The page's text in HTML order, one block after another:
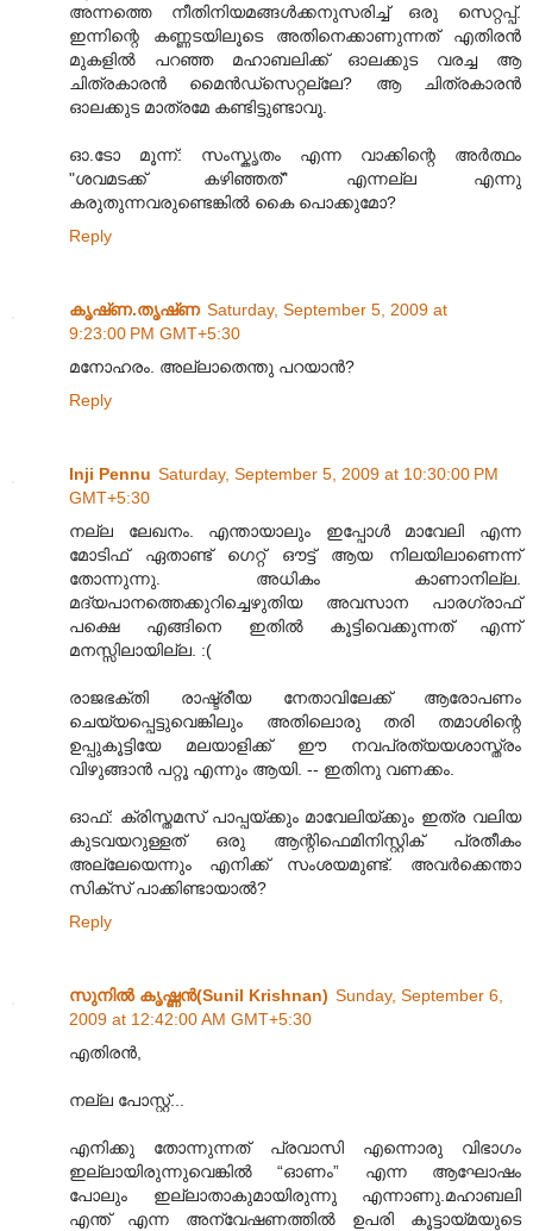
അന്നത്തെ നീതിനിയമങ്ങള്‍ക്കനുസരിച്ച് ഒരു സെറ്റപ്പ്.
ഇന്നിന്റെ കണ്ണടയിലൂടെ അതിനെക്കാണുന്നത് എതിരന്‍
മുകളില്‍ പറഞ്ഞ മഹാബലിക്ക് ഓലക്കുട വരച്ച ആ
ചിത്രകാരന്‍ മൈന്‍ഡ്സെറ്റല്ലേ? ആ ചിത്രകാരന്‍
ഓലക്കുട മാത്രമേ കണ്ടിട്ടുണ്ടാവൂ.
ഓ.ടോ മൂന്ന്: സംസ്കൃതം എന്ന വാക്കിന്റെ അര്‍ത്ഥം
"ശവമടക്ക് കഴിഞ്ഞത്" എന്നല്ല എന്നു
കരുതുന്നവരുണ്ടെങ്കില്‍ കൈ പൊക്കുമോ?
Reply
കൃഷ്‌ണ.തൃഷ്‌ണ Saturday, September 5, 2009 at
9:23:00 PM GMT+5:30
മനോഹരം‌. അല്ലാതെന്തു പറയാന്‍?
Reply
Inji Pennu Saturday, September 5, 2009 at 10:30:00 PM
GMT+5:30
നല്ല ലേഖനം. എന്തായാലും ഇപ്പോൾ മാവേലി എന്ന
മോടിഫ് ഏതാണ്ട് ഗെറ്റ് ഔട്ട് ആയ നിലയിലാണെന്ന്
തോന്നുന്നു. അധികം കാണാനില്ല.
മദ്യപാനത്തെക്കുറിച്ചെഴുതിയ അവസാന പാരഗ്രാഫ്
പക്ഷെ എങ്ങിനെ ഇതിൽ കൂട്ടിവെക്കുന്നത് എന്ന്
മനസ്സിലായില്ല. :(
രാജഭക്തി രാഷ്ട്രീയ നേതാവിലേക്ക് ആരോപണം
ചെയ്യപ്പെട്ടുവെങ്കിലും അതിലൊരു തരി തമാശിന്റെ
ഉപ്പുകൂട്ടിയേ മലയാളിക്ക് ഈ നവപ്രത്യയശാസ്ത്രം
വിഴുങ്ങാൻ പറ്റൂ എന്നും ആയി. -- ഇതിനു വണക്കം.
ഓഫ്: ക്രിസ്തമസ് പാപ്പയ്ക്കും മാവേലിയ്ക്കും ഇത്ര വലിയ
കുടവയറുള്ളത് ഒരു ആന്റിഫെമിനിസ്റ്റിക് പ്രതീകം
അല്ലേയെന്നും എനിക്ക് സംശയമുണ്ട്. അവർക്കെന്താ
സിക്സ് പാക്കിണ്ടായാൽ?
Reply
സുനിൽ കൃഷ്ണൻ(Sunil Krishnan) Sunday, September 6,
2009 at 12:42:00 AM GMT+5:30
എതിരൻ,
നല്ല പോസ്റ്റ്...
എനിക്കു തോന്നുന്നത് പ്രവാസി എന്നൊരു വിഭാഗം
ഇല്ലായിരുന്നുവെങ്കിൽ “ഓണം” എന്ന ആഘോഷം
പോലും ഇല്ലാതാകുമായിരുന്നു എന്നാണു.മഹാബലി
എന്ത് എന്ന അന്വേഷണത്തിൽ ഉപരി കൂട്ടായ്മയുടെ